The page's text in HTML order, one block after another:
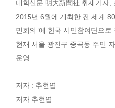
대학신문 明大新聞社 취재기자,
2015년 6월에 개최한 전 세계
민회의”에 한국 시민참여단으로
현재 서울 광진구 중곡동 주민
운영.
저자 : 추현엽
저자 추현엽